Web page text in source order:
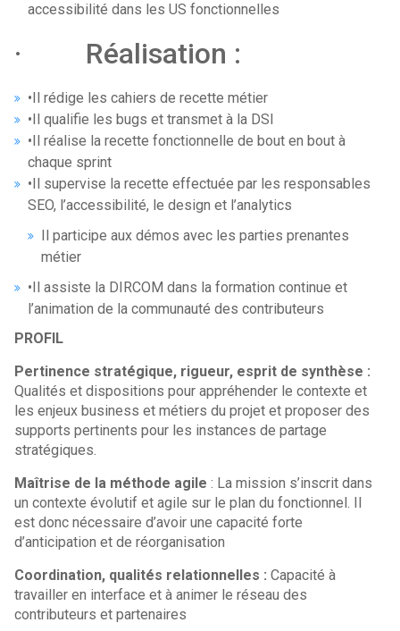
accessibilité dans les US fonctionnelles
· Réalisation :
•Il rédige les cahiers de recette métier
•Il qualifie les bugs et transmet à la DSI
•Il réalise la recette fonctionnelle de bout en bout à
chaque sprint
•Il supervise la recette effectuée par les responsables
SEO, l’accessibilité, le design et l’analytics
Il participe aux démos avec les parties prenantes
métier
•Il assiste la DIRCOM dans la formation continue et
l’animation de la communauté des contributeurs
PROFIL
Pertinence stratégique, rigueur, esprit de synthèse :
Qualités et dispositions pour appréhender le contexte et
les enjeux business et métiers du projet et proposer des
supports pertinents pour les instances de partage
stratégiques.
Maîtrise de la méthode agile : La mission s’inscrit dans
un contexte évolutif et agile sur le plan du fonctionnel. Il
est donc nécessaire d’avoir une capacité forte
d’anticipation et de réorganisation
Coordination, qualités relationnelles : Capacité à
travailler en interface et à animer le réseau des
contributeurs et partenaires